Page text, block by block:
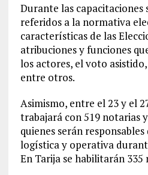
Durante las capacitaciones
referidos a la normativa
características de las
atribuciones y funciones
los actores, el voto
entre otros.
Asimismo, entre el 23 y el
trabajará con 519 notarias
quienes serán
logística y operativa
En Tarija se habilitarán